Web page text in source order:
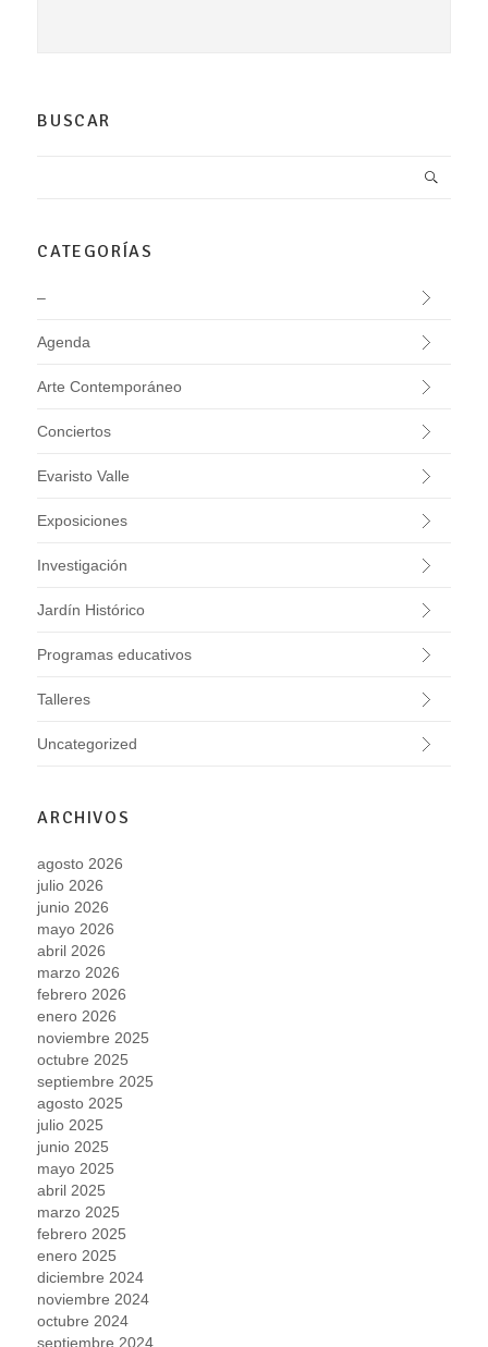
BUSCAR
CATEGORÍAS
–
Agenda
Arte Contemporáneo
Conciertos
Evaristo Valle
Exposiciones
Investigación
Jardín Histórico
Programas educativos
Talleres
Uncategorized
ARCHIVOS
agosto 2026
julio 2026
junio 2026
mayo 2026
abril 2026
marzo 2026
febrero 2026
enero 2026
noviembre 2025
octubre 2025
septiembre 2025
agosto 2025
julio 2025
junio 2025
mayo 2025
abril 2025
marzo 2025
febrero 2025
enero 2025
diciembre 2024
noviembre 2024
octubre 2024
septiembre 2024